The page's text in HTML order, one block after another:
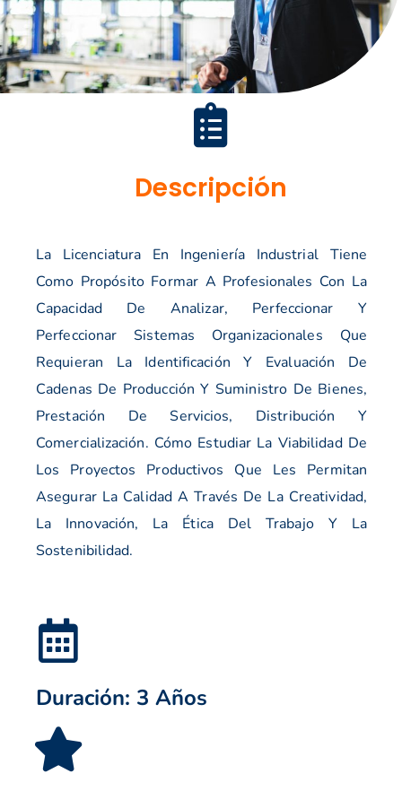
Descripción
La Licenciatura En Ingeniería Industrial Tiene
Como Propósito Formar A Profesionales Con La
Capacidad De Analizar, Perfeccionar Y
Perfeccionar Sistemas Organizacionales Que
Requieran La Identificación Y Evaluación De
Cadenas De Producción Y Suministro De Bienes,
Prestación De Servicios, Distribución Y
Comercialización. Cómo Estudiar La Viabilidad De
Los Proyectos Productivos Que Les Permitan
Asegurar La Calidad A Través De La Creatividad,
La Innovación, La Ética Del Trabajo Y La
Sostenibilidad.
Duración: 3 Años